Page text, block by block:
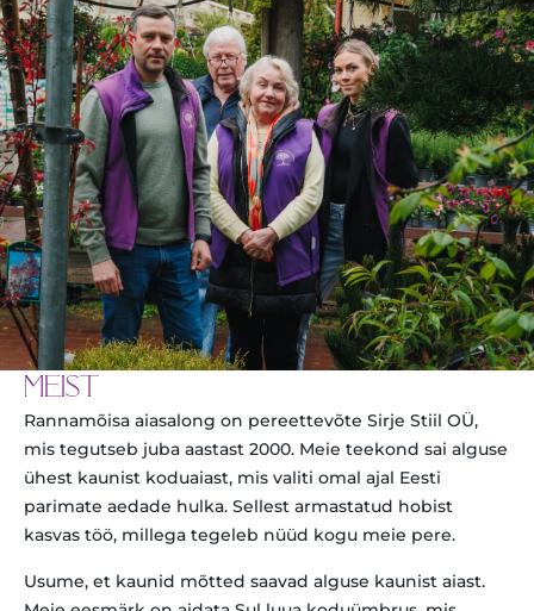
MEIST
Rannamõisa aiasalong on pereettevõte Sirje Stiil OÜ,
mis tegutseb juba aastast 2000. Meie teekond sai alguse
ühest kaunist koduaiast, mis valiti omal ajal Eesti
parimate aedade hulka. Sellest armastatud hobist
kasvas töö, millega tegeleb nüüd kogu meie pere.
Usume, et kaunid mõtted saavad alguse kaunist aiast.